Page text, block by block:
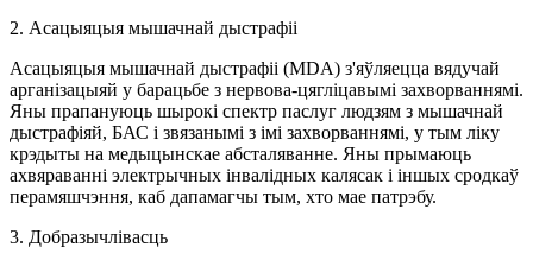
2. Асацыяцыя мышачнай дыстрафіі
Асацыяцыя мышачнай дыстрафіі (MDA) з'яўляецца вядучай
арганізацыяй у барацьбе з нервова-цягліцавымі захворваннямі.
Яны прапануюць шырокі спектр паслуг людзям з мышачнай
дыстрафіяй, БАС і звязанымі з імі захворваннямі, у тым ліку
крэдыты на медыцынскае абсталяванне. Яны прымаюць
ахвяраванні электрычных інвалідных калясак і іншых сродкаў
перамяшчэння, каб дапамагчы тым, хто мае патрэбу.
3. Добразычлівасць